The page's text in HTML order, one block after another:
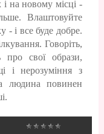
і на новому місці -
Влаштовуйте
- і все буде добре.
Говоріть,
про свої образи,
і нерозуміння з
людина повинен